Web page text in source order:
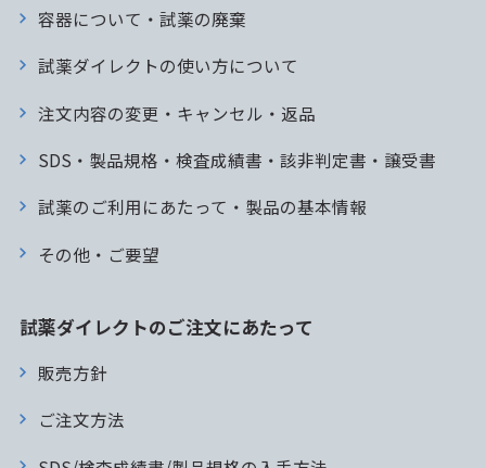
容器について・試薬の廃棄
試薬ダイレクトの使い方について
注文内容の変更・キャンセル・返品
SDS・製品規格・検査成績書・該非判定書・譲受書
試薬のご利用にあたって・製品の基本情報
その他・ご要望
試薬ダイレクトのご注文にあたって
販売方針
ご注文方法